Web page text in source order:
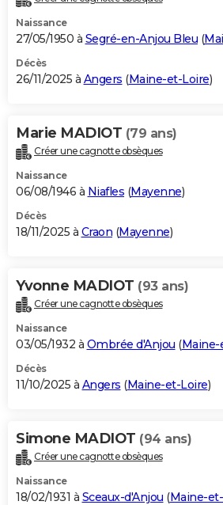
Naissance
27/05/1950 à Segré-en-Anjou Bleu (
Décès
26/11/2025 à Angers (Maine-et-Loire)
Marie MADIOT (79 ans)
Créer une cagnotte obsèques
Naissance
06/08/1946 à Niafles (Mayenne)
Décès
18/11/2025 à Craon (Mayenne)
Yvonne MADIOT (93 ans)
Créer une cagnotte obsèques
Naissance
03/05/1932 à Ombrée d'Anjou (Maine-
Décès
11/10/2025 à Angers (Maine-et-Loire)
Simone MADIOT (94 ans)
Créer une cagnotte obsèques
Naissance
18/02/1931 à Sceaux-d'Anjou (Maine-